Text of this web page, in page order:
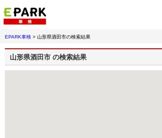
EPARK車検 > 山形県酒田市の検索結果
山形県酒田市 の検索結果